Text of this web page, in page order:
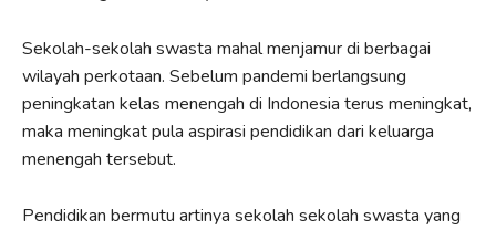
Sekolah-sekolah swasta mahal menjamur di berbagai
wilayah perkotaan. Sebelum pandemi berlangsung
peningkatan kelas menengah di Indonesia terus meningkat,
maka meningkat pula aspirasi pendidikan dari keluarga
menengah tersebut.
Pendidikan bermutu artinya sekolah sekolah swasta yang